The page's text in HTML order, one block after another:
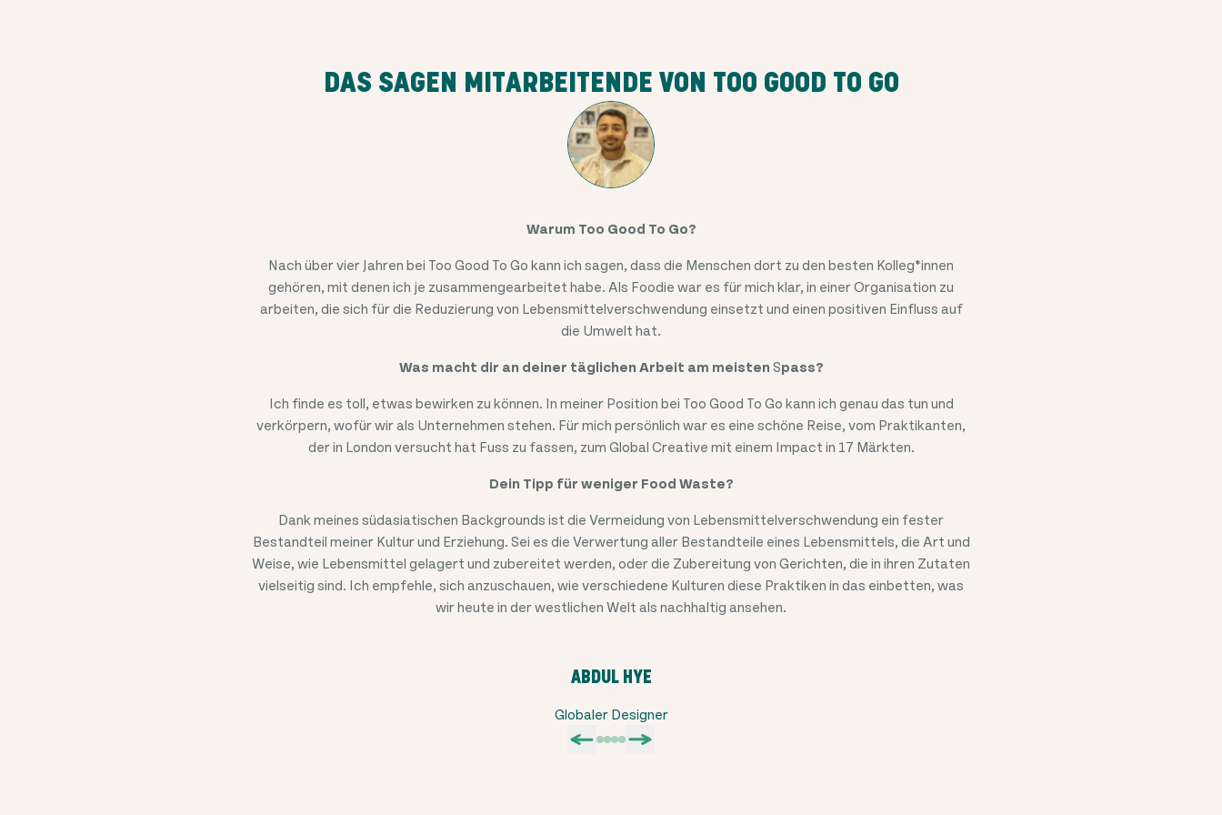
DAS SAGEN MITARBEITENDE VON TOO GOOD TO GO
Warum Too Good To Go?
Nach über vier Jahren bei Too Good To Go kann ich sagen, dass die Menschen dort zu den besten Kolleg*innen
gehören, mit denen ich je zusammengearbeitet habe. Als Foodie war es für mich klar, in einer Organisation zu
arbeiten, die sich für die Reduzierung von Lebensmittelverschwendung einsetzt und einen positiven Einfluss auf
die Umwelt hat.
Was macht dir an deiner täglichen Arbeit am meisten Spass?
Ich finde es toll, etwas bewirken zu können. In meiner Position bei Too Good To Go kann ich genau das tun und
verkörpern, wofür wir als Unternehmen stehen. Für mich persönlich war es eine schöne Reise, vom Praktikanten,
der in London versucht hat Fuss zu fassen, zum Global Creative mit einem Impact in 17 Märkten.
Dein Tipp für weniger Food Waste?
Dank meines südasiatischen Backgrounds ist die Vermeidung von Lebensmittelverschwendung ein fester
Bestandteil meiner Kultur und Erziehung. Sei es die Verwertung aller Bestandteile eines Lebensmittels, die Art und
Weise, wie Lebensmittel gelagert und zubereitet werden, oder die Zubereitung von Gerichten, die in ihren Zutaten
vielseitig sind. Ich empfehle, sich anzuschauen, wie verschiedene Kulturen diese Praktiken in das einbetten, was
wir heute in der westlichen Welt als nachhaltig ansehen.
ABDUL HYE
Globaler Designer